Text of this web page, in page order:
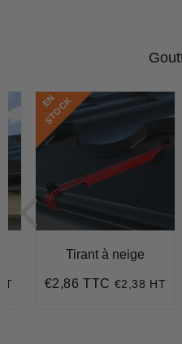
E
N
S
T
O
C
K
Tirant à neige
Prix
€2,86 TTC €2,86
€2,38 HT